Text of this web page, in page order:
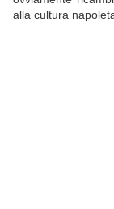
alla cultura